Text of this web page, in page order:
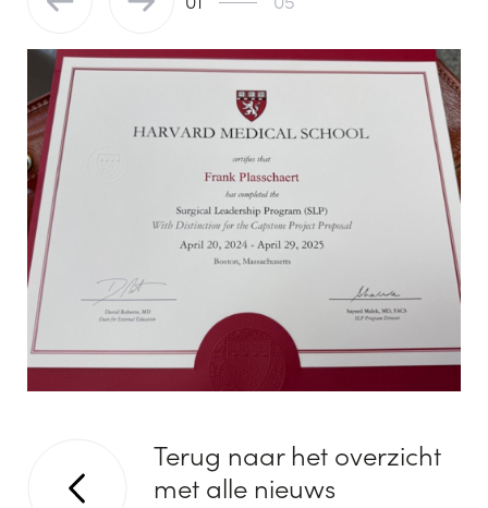
Terug naar het overzicht
met alle nieuws